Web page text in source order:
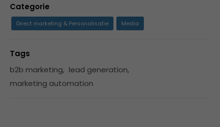
Categorie
Direct marketing & Personalisatie Media
Tags
b2b marketing, lead generation,
marketing automation